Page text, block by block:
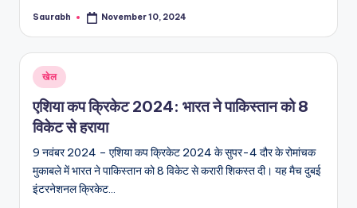
Posted
Saurabh November 10, 2024
Posted
in
खेल
एशिया कप क्रिकेट 2024: भारत ने पाकिस्तान को 8
विकेट से हराया
9 नवंबर 2024 – एशिया कप क्रिकेट 2024 के सुपर-4 दौर के रोमांचक
मुकाबले में भारत ने पाकिस्तान को 8 विकेट से करारी शिकस्त दी। यह मैच दुबई
इंटरनेशनल क्रिकेट…